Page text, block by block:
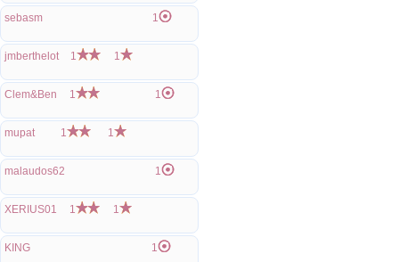
sebasm 1
jmberthelot 1 1
Clem&Ben 1 1
mupat 1 1
malaudos62 1
XERIUS01 1 1
KING 1